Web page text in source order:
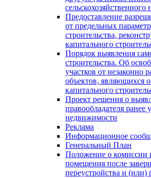
сельскохозяйственного
Предоставление
от предельных
строительства,
капитального
Порядок выявления
строительства. Об
участков от незаконно
объектов, являющихся
капитального
Проект решения о
правообладателя ранее
недвижимости
Реклама
Информационное
Генеральный План
Положение о комиссии
помещения после
переустройства и (или)